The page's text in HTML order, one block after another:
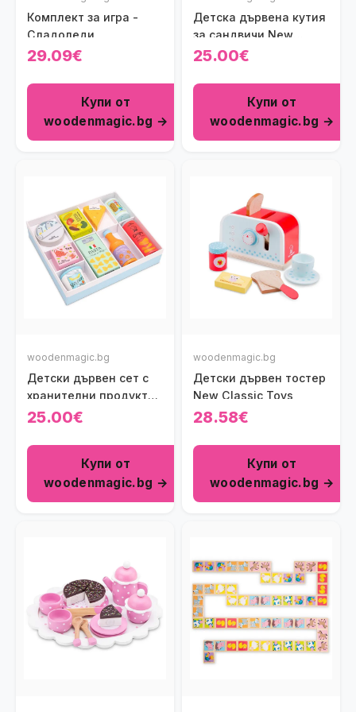
Комплект за игра -
Сладоледи
29.09€
Купи от
woodenmagic.bg →
Детска дървена кутия
за сандвичи New
Classic Toys
25.00€
Купи от
woodenmagic.bg →
woodenmagic.bg
Детски дървен сет с
хранителни продукти
New Classic Toys
25.00€
Купи от
woodenmagic.bg →
woodenmagic.bg
Детски дървен тостер
New Classic Toys
28.58€
Купи от
woodenmagic.bg →